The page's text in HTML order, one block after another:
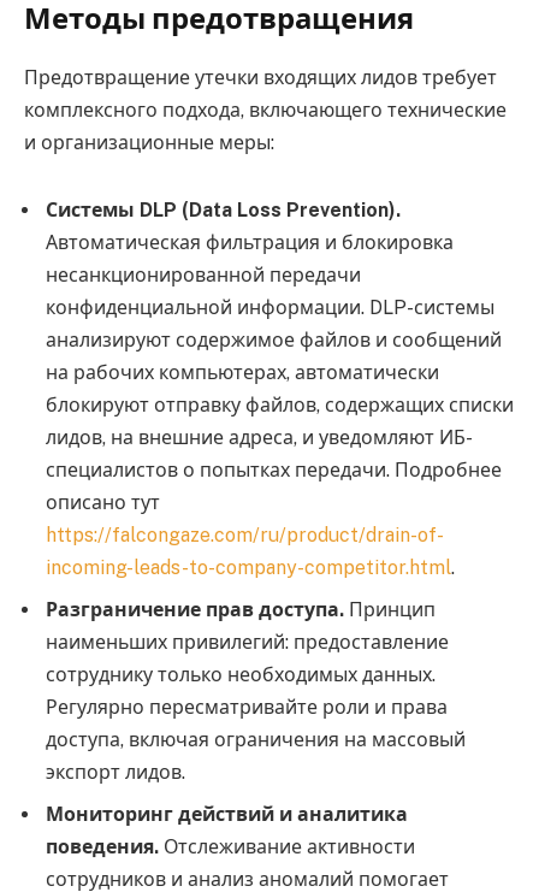
Методы предотвращения
Предотвращение утечки входящих лидов требует
комплексного подхода, включающего технические
и организационные меры:
Системы DLP (Data Loss Prevention).
Автоматическая фильтрация и блокировка
несанкционированной передачи
конфиденциальной информации. DLP-системы
анализируют содержимое файлов и сообщений
на рабочих компьютерах, автоматически
блокируют отправку файлов, содержащих списки
лидов, на внешние адреса, и уведомляют ИБ-
специалистов о попытках передачи. Подробнее
описано тут
https://falcongaze.com/ru/product/drain-of-
incoming-leads-to-company-competitor.html.
Разграничение прав доступа. Принцип
наименьших привилегий: предоставление
сотруднику только необходимых данных.
Регулярно пересматривайте роли и права
доступа, включая ограничения на массовый
экспорт лидов.
Мониторинг действий и аналитика
поведения. Отслеживание активности
сотрудников и анализ аномалий помогает